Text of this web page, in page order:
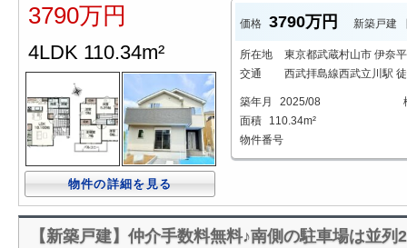
3790万円
4LDK 110.34m²
物件の詳細を見る
価格 3790万円 新築戸建
所在地
東京都武蔵村山市 伊奈
交通
西武拝島線西武立川駅
築年月 2025/08
面積
110.34m²
物件番号
【新築戸建】仲介手数料無料♪南側の駐車場は並